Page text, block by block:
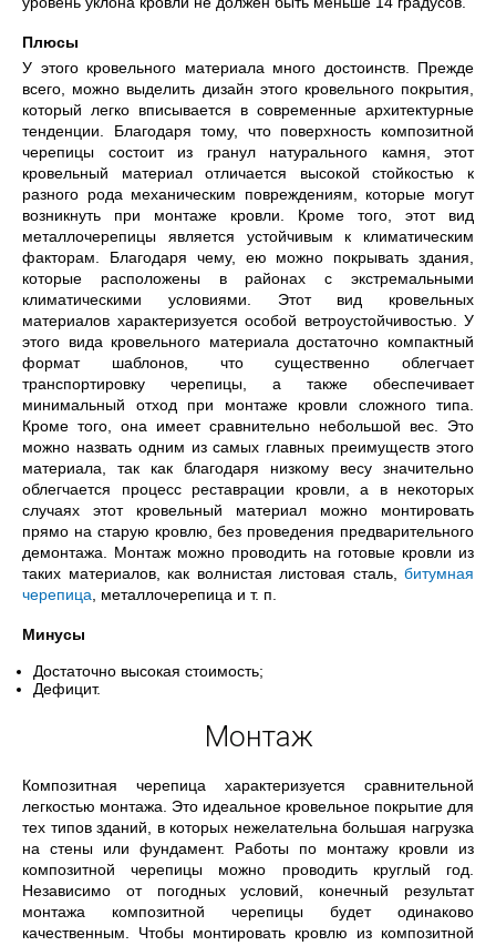
Плюсы
У этого кровельного материала много достоинств. Прежде
всего, можно выделить дизайн этого кровельного покрытия,
который легко вписывается в современные архитектурные
тенденции. Благодаря тому, что поверхность композитной
черепицы состоит из гранул натурального камня, этот
кровельный материал отличается высокой стойкостью к
разного рода механическим повреждениям, которые могут
возникнуть при монтаже кровли. Кроме того, этот вид
металлочерепицы является устойчивым к климатическим
факторам. Благодаря чему, ею можно покрывать здания,
которые расположены в районах с экстремальными
климатическими условиями. Этот вид кровельных
материалов характеризуется особой ветроустойчивостью. У
этого вида кровельного материала достаточно компактный
формат шаблонов, что существенно облегчает
транспортировку черепицы, а также обеспечивает
минимальный отход при монтаже кровли сложного типа.
Кроме того, она имеет сравнительно небольшой вес. Это
можно назвать одним из самых главных преимуществ этого
материала, так как благодаря низкому весу значительно
облегчается процесс реставрации кровли, а в некоторых
случаях этот кровельный материал можно монтировать
прямо на старую кровлю, без проведения предварительного
демонтажа. Монтаж можно проводить на готовые кровли из
таких материалов, как волнистая листовая сталь, битумная
черепица , металлочерепица и т. п.
Минусы
Достаточно высокая стоимость;
Дефицит.
Монтаж
Композитная черепица характеризуется сравнительной
легкостью монтажа. Это идеальное кровельное покрытие для
тех типов зданий, в которых нежелательна большая нагрузка
на стены или фундамент. Работы по монтажу кровли из
композитной черепицы можно проводить круглый год.
Независимо от погодных условий, конечный результат
монтажа композитной черепицы будет одинаково
качественным. Чтобы монтировать кровлю из композитной